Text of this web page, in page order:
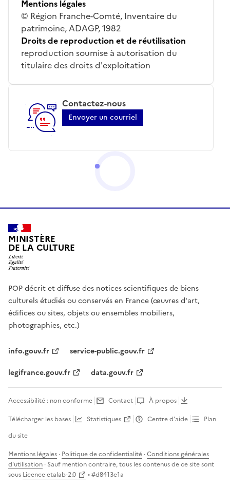
Mentions légales
© Région Franche-Comté, Inventaire du
patrimoine, ADAGP, 1982
Droits de reproduction et de réutilisation
reproduction soumise à autorisation du
titulaire des droits d'exploitation
Contactez-nous
Envoyer un courriel
MINISTÈRE
DE LA CULTURE
POP décrit et diffuse des notices scientifiques de biens
culturels étudiés ou conservés en France (œuvres d'art,
édifices ou sites, objets ou ensembles mobiliers,
photographies, etc.)
info.gouv.fr
service-public.gouv.fr
legifrance.gouv.fr
data.gouv.fr
Accessibilité : non conforme Contact
À propos
Télécharger les bases
Statistiques Centre d’aide
Plan
du site
Mentions légales · Politique de confidentialité ·Conditions générales
d'utilisation · Sauf mention contraire, tous les contenus de ce site sont
sous Licence etalab-2.0 • #d8413e1a